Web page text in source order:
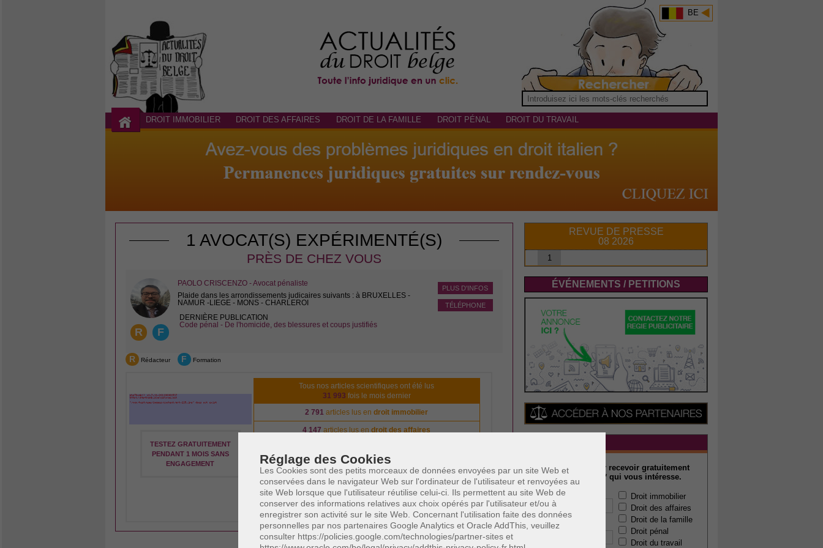
Réglage des Cookies
Les Cookies sont des petits morceaux de données envoyées par un site Web et
conservées dans le navigateur Web sur l'ordinateur de l'utilisateur et renvoyées au
site Web lorsque que l'utilisateur réutilise celui-ci. Ils permettent au site Web de
conserver des informations relatives aux choix opérés par l'utilisateur et/ou à
enregistrer son activité sur le site Web. Concernant l'utilisation faite des données
personnelles par nos partenaires Google Analytics et Oracle AddThis, veuillez
consulter https://policies.google.com/technologies/partner-sites et
BE
DROIT IMMOBILIER DROIT DES AFFAIRES DROIT DE LA FAMILLE DROIT PÉNAL DROIT DU TRAVAIL
1 AVOCAT(S) EXPÉRIMENTÉ(S)
PRÈS DE CHEZ VOUS
R F
PLUS D'INFOS
TÉLÉPHONE
PAOLO CRISCENZO - Avocat pénaliste
Plaide dans les arrondissements judicaires suivants : à BRUXELLES -
NAMUR -LIEGE - MONS - CHARLEROI
DERNIÈRE PUBLICATION
Code pénal - De l'homicide, des blessures et coups justifiés
R Rédacteur F Formation
TESTEZ GRATUITEMENT
PENDANT 1 MOIS SANS
ENGAGEMENT
Tous nos articles scientifiques ont été lus
31 993 fois le mois dernier
2 791 articles lus endroit immobilier
4 147 articles lus endroit des affaires
4 333articles lus endroit pénal
840articles lus endroit du travail
Vous êtes avocat et vous voulez vous aussi apparaître sur notre
plateforme?Cliquez ici
REVUE DE PRESSE
08 2026
1
ÉVÉNEMENTS / PETITIONS
Inscrivez-vous pour recevoir gratuitement
l'actualité juridique* qui vous intéresse.
Votre e-mail :
Votre code postal :
Droit immobilier
Droit des affaires
Droit de la famille
Droit pénal
Droit du travail